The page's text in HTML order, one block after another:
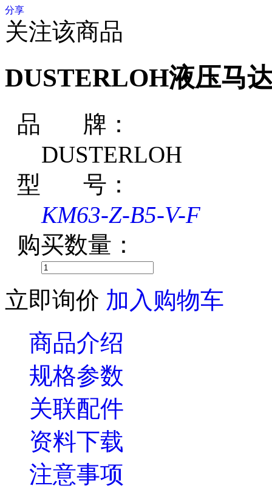
分享
关注该商品
DUSTERLOH液压马
品 牌：
DUSTERLOH
型 号：
KM63-Z-B5-V-F
购买数量：
立即询价 加入购物车
商品介绍
规格参数
关联配件
资料下载
注意事项